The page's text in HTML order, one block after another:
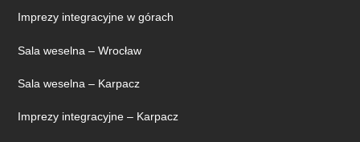
Imprezy integracyjne w górach
Sala weselna – Wrocław
Sala weselna – Karpacz
Imprezy integracyjne – Karpacz